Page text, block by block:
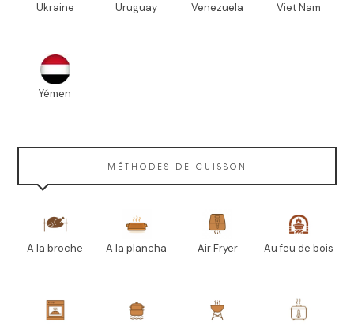
Ukraine Uruguay Venezuela Viet Nam
Yémen
MÉTHODES DE CUISSON
A la broche A la plancha Air Fryer Au feu de bois